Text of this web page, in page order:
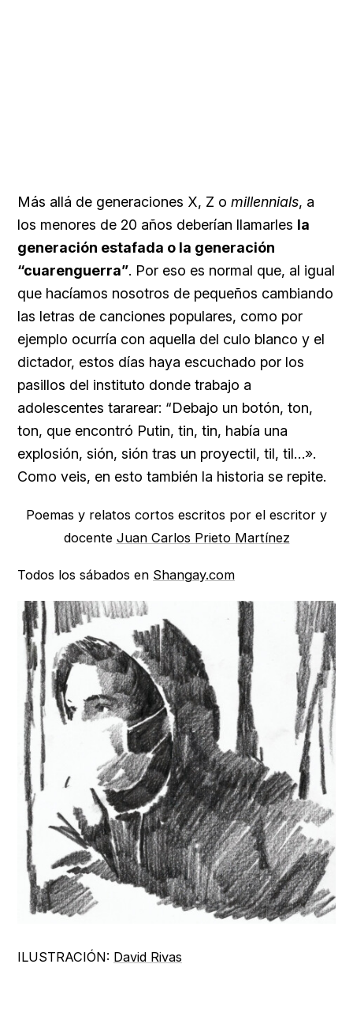
Más allá de generaciones X, Z o millennials, a
los menores de 20 años deberían llamarles la
generación estafada o la generación
“cuarenguerra”. Por eso es normal que, al igual
que hacíamos nosotros de pequeños cambiando
las letras de canciones populares, como por
ejemplo ocurría con aquella del culo blanco y el
dictador, estos días haya escuchado por los
pasillos del instituto donde trabajo a
adolescentes tararear: “Debajo un botón, ton,
ton, que encontró Putin, tin, tin, había una
explosión, sión, sión tras un proyectil, til, til…».
Como veis, en esto también la historia se repite.
Poemas y relatos cortos escritos por el escritor y
docente Juan Carlos Prieto Martínez
Todos los sábados en Shangay.com
ILUSTRACIÓN: David Rivas